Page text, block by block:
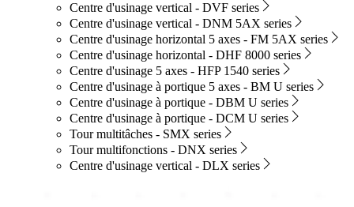
Centre d'usinage vertical - DVF series
Centre d'usinage vertical - DNM 5AX series
Centre d'usinage horizontal 5 axes - FM 5AX series
Centre d'usinage horizontal - DHF 8000 series
Centre d'usinage 5 axes - HFP 1540 series
Centre d'usinage à portique 5 axes - BM U series
Centre d'usinage à portique - DBM U series
Centre d'usinage à portique - DCM U series
Tour multitâches - SMX series
Tour multifonctions - DNX series
Centre d'usinage vertical - DLX series